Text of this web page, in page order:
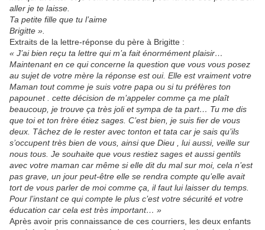
aller je te laisse.
Ta petite fille que tu l’aime
Brigitte ».
Extraits de la lettre-réponse du père à Brigitte :
« J’ai bien reçu ta lettre qui m’a fait énormément plaisir…
Maintenant en ce qui concerne la question que vous vous posez
au sujet de votre mère la réponse est oui. Elle est vraiment votre
Maman tout comme je suis votre papa ou si tu préfères ton
papounet . cette décision de m’appeler comme ça me plaît
beaucoup, je trouve ça très joli et sympa de ta part… Tu me dis
que toi et ton frère étiez sages. C’est bien, je suis fier de vous
deux. Tâchez de le rester avec tonton et tata car je sais qu’ils
s’occupent très bien de vous, ainsi que Dieu , lui aussi, veille sur
nous tous. Je souhaite que vous restiez sages et aussi gentils
avec votre maman car même si elle dit du mal sur moi, cela n’est
pas grave, un jour peut-être elle se rendra compte qu’elle avait
tort de vous parler de moi comme ça, il faut lui laisser du temps.
Pour l’instant ce qui compte le plus c’est votre sécurité et votre
éducation car cela est très important… »
Après avoir pris connaissance de ces courriers, les deux enfants